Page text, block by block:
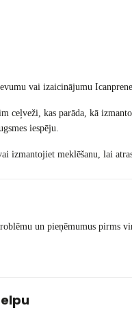
vai izaicinājumu
ceļveži, kas parāda, kā
iespēju.
izmantojiet meklēšanu, lai
un pieņēmumus pirms